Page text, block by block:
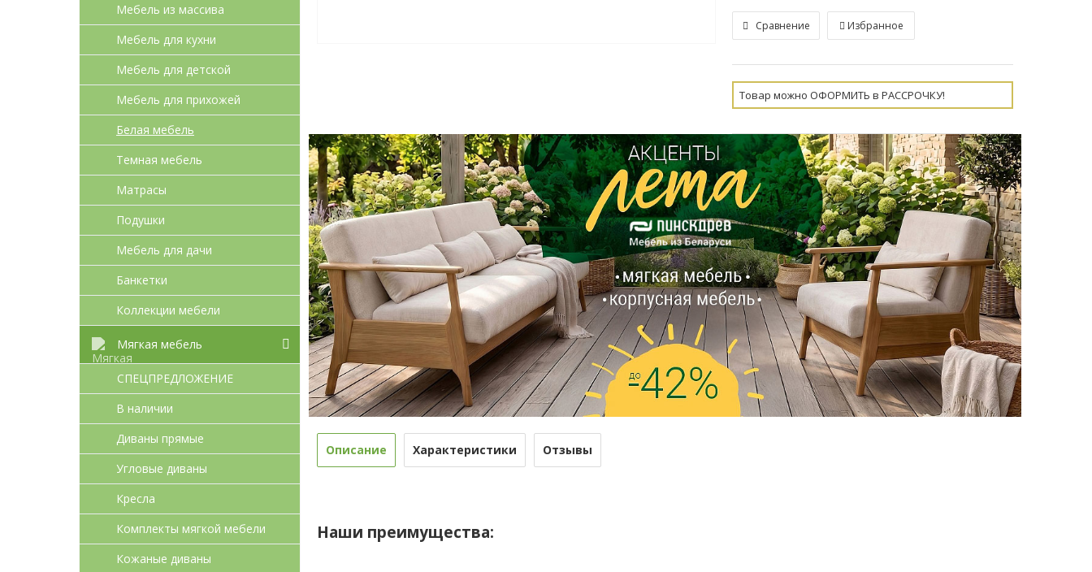
Мебель из массива
Мебель для кухни
Мебель для детcкой
Мебель для прихожей
Белая мебель
Темная мебель
Матрасы
Подушки
Мебель для дачи
Банкетки
Коллекции мебели
Мягкая мебель
СПЕЦПРЕДЛОЖЕНИЕ
В наличии
Диваны прямые
Угловые диваны
Кресла
Комплекты мягкой мебели
Кожаные диваны
Сравнение Избранное
Товар можно ОФОРМИТЬ в РАССРОЧКУ!
Описание Характеристики Отзывы
Наши преимущества: